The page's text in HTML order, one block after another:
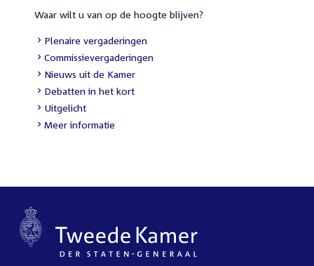
Waar wilt u van op de hoogte blijven?
External
link:
Plenaire vergaderingen
External
link:
Commissievergaderingen
External
link:
Nieuws uit de Kamer
External
link:
Debatten in het kort
External
link:
Uitgelicht
Meer informatie